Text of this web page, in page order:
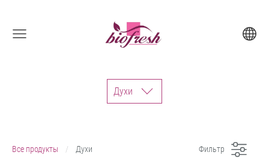
Духи
Все продукты Духи Фильтр